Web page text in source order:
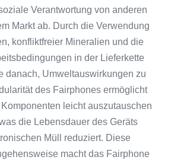
Verantwortung von anderen
Markt ab. Durch die Verwendung
konfliktfreier Mineralien und die
in der Lieferkette
danach, Umweltauswirkungen zu
des Fairphones ermöglicht
leicht auszutauschen
die Lebensdauer des Geräts
Müll reduziert. Diese
macht das Fairphone